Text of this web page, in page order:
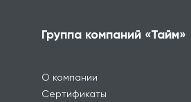
Группа компаний «Тайм»
О компании
Сертификаты